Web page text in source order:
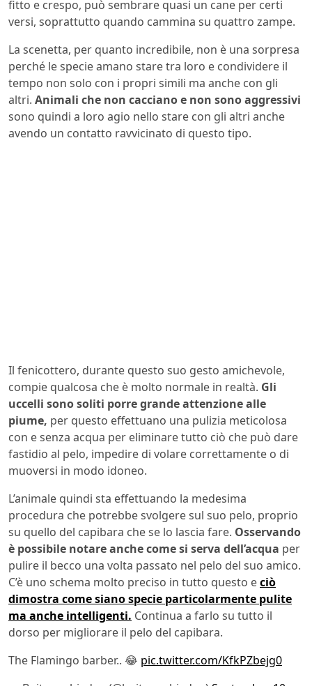
fitto e crespo, può sembrare quasi un cane per certi
versi, soprattutto quando cammina su quattro zampe.
La scenetta, per quanto incredibile, non è una sorpresa
perché le specie amano stare tra loro e condividere il
tempo non solo con i propri simili ma anche con gli
altri. Animali che non cacciano e non sono aggressivi
sono quindi a loro agio nello stare con gli altri anche
avendo un contatto ravvicinato di questo tipo.
Il fenicottero, durante questo suo gesto amichevole,
compie qualcosa che è molto normale in realtà. Gli
uccelli sono soliti porre grande attenzione alle
piume, per questo effettuano una pulizia meticolosa
con e senza acqua per eliminare tutto ciò che può dare
fastidio al pelo, impedire di volare correttamente o di
muoversi in modo idoneo.
L’animale quindi sta effettuando la medesima
procedura che potrebbe svolgere sul suo pelo, proprio
su quello del capibara che se lo lascia fare. Osservando
è possibile notare anche come si serva dell’acqua per
pulire il becco una volta passato nel pelo del suo amico.
C’è uno schema molto preciso in tutto questo eciò
dimostra come siano specie particolarmente pulite
ma anche intelligenti. Continua a farlo su tutto il
dorso per migliorare il pelo del capibara.
The Flamingo barber.. 😂 pic.twitter.com/KfkPZbejg0